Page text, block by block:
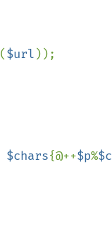
($url ));
$chars{@++$p%